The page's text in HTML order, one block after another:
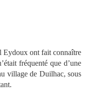
Eydoux ont fait connaître
fréquenté que d’une
village de Duilhac, sous